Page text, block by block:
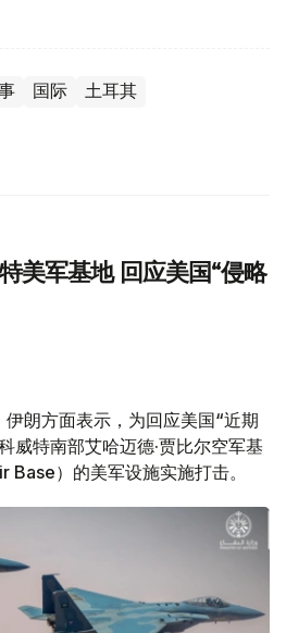
国际 土耳其
美军基地 回应美国“侵略
伊朗方面表示，为回应美国“近期
威特南部艾哈迈德·贾比尔空军基
）的美军设施实施打击。